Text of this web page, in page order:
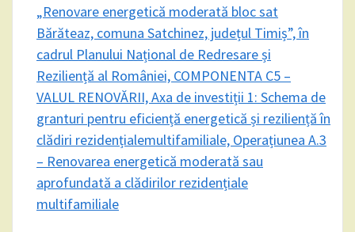
„Renovare energetică moderată bloc sat
Bărăteaz, comuna Satchinez, județul Timiș”, în
cadrul Planului Național de Redresare și
Reziliență al României, COMPONENTA C5 –
VALUL RENOVĂRII, Axa de investiții 1: Schema de
granturi pentru eficiență energetică și reziliență în
clădiri rezidențialemultifamiliale, Operațiunea A.3
– Renovarea energetică moderată sau
aprofundată a clădirilor rezidențiale
multifamiliale